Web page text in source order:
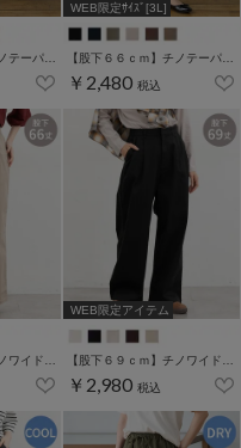
WEB限定ｻｲｽﾞ[3L]
￥2,480 税込
【股下６６ｃｍ】チノワイドストレート(股下60/63/66/69cm展開)
WEB限定アイテム
【股下６９ｃｍ】チノワイドストレート(股下60/63/66/69cm展開)
￥2,980 税込